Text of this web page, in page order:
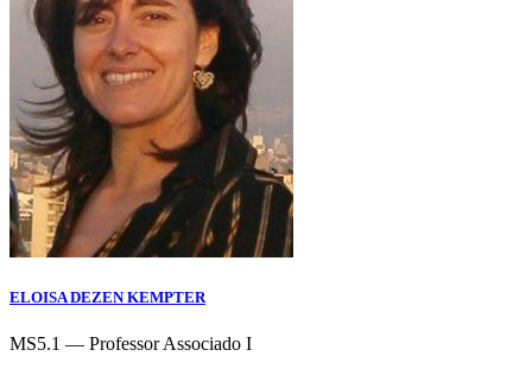
ELOISA DEZEN KEMPTER
MS5.1 — Professor Associado I